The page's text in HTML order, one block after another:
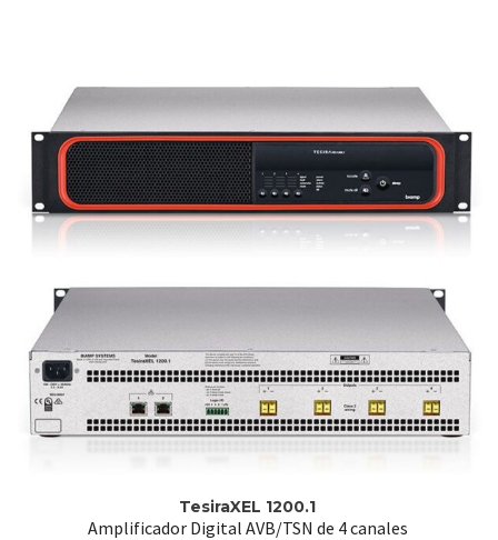
TesiraXEL 1200.1
Amplificador Digital AVB/TSN de 4 canales